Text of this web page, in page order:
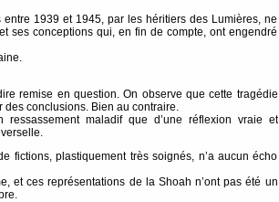
1939 et 1945, par les héritiers des Lumières, ne
ses conceptions qui, en fin de compte, ont engendré
remise en question. On observe que cette tragédie
conclusions. Bien au contraire.
ressassement maladif que d’une réflexion vraie et
fictions, plastiquement très soignés, n’a aucun écho
et ces représentations de la Shoah n’ont pas été un